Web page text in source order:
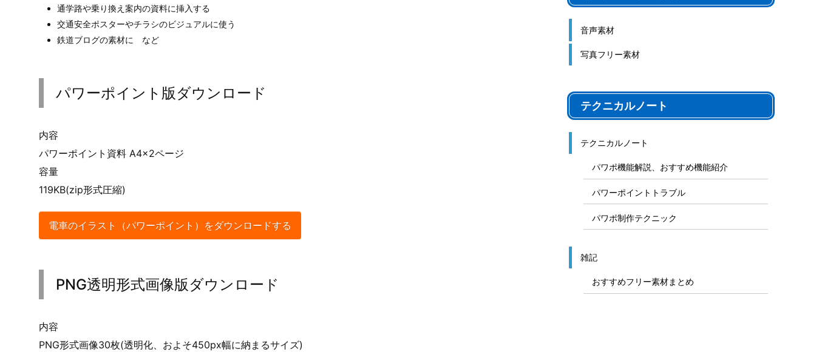
通学路や乗り換え案内の資料に挿入する
交通安全ポスターやチラシのビジュアルに使う
鉄道ブログの素材に など
パワーポイント版ダウンロード
内容
パワーポイント資料 A4×2ページ
容量
119KB(zip形式圧縮)
電車のイラスト（パワーポイント）をダウンロードする
PNG透明形式画像版ダウンロード
内容
PNG形式画像30枚(透明化、およそ450px幅に納まるサイズ)
音声素材
写真フリー素材
テクニカルノート
テクニカルノート
パワポ機能解説、おすすめ機能紹介
パワーポイントトラブル
パワポ制作テクニック
雑記
おすすめフリー素材まとめ